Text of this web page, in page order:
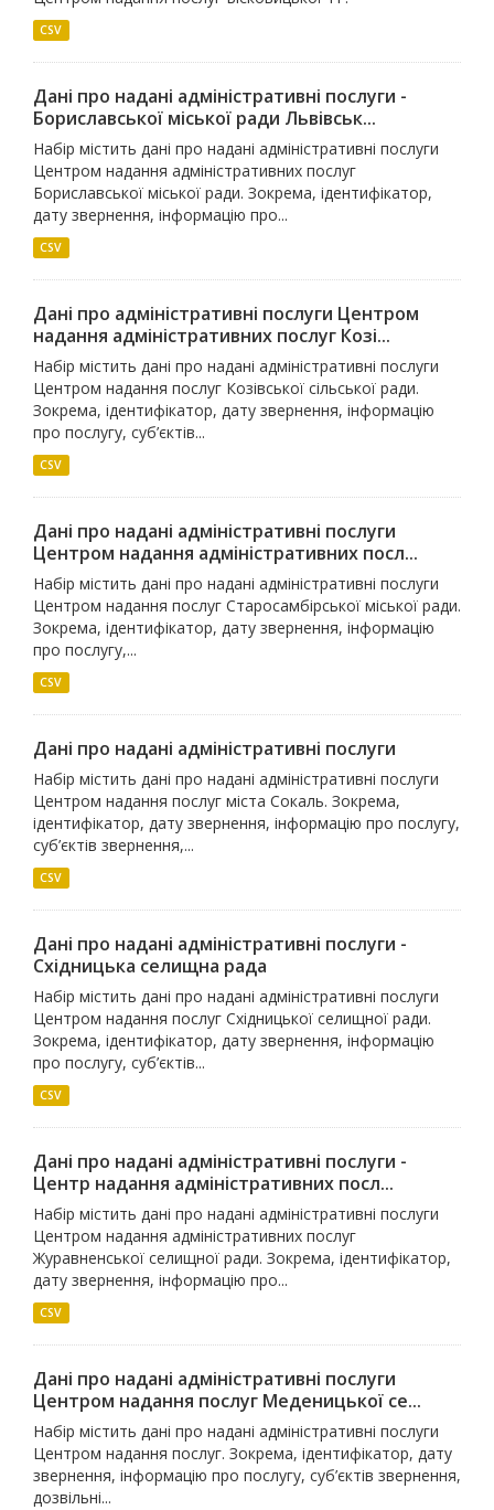
CSV
Дані про надані адміністративні послуги -
Бориславської міської ради Львівськ...
Набір містить дані про надані адміністративні послуги
Центром надання адміністративних послуг
Бориславської міської ради. Зокрема, ідентифікатор,
дату звернення, інформацію про...
CSV
Дані про адміністративні послуги Центром
надання адміністративних послуг Козі...
Набір містить дані про надані адміністративні послуги
Центром надання послуг Козівської сільської ради.
Зокрема, ідентифікатор, дату звернення, інформацію
про послугу, суб’єктів...
CSV
Дані про надані адміністративні послуги
Центром надання адміністративних посл...
Набір містить дані про надані адміністративні послуги
Центром надання послуг Старосамбірської міської ради.
Зокрема, ідентифікатор, дату звернення, інформацію
про послугу,...
CSV
Дані про надані адміністративні послуги
Набір містить дані про надані адміністративні послуги
Центром надання послуг міста Сокаль. Зокрема,
ідентифікатор, дату звернення, інформацію про послугу,
суб’єктів звернення,...
CSV
Дані про надані адміністративні послуги -
Східницька селищна рада
Набір містить дані про надані адміністративні послуги
Центром надання послуг Східницької селищної ради.
Зокрема, ідентифікатор, дату звернення, інформацію
про послугу, суб’єктів...
CSV
Дані про надані адміністративні послуги -
Центр надання адміністративних посл...
Набір містить дані про надані адміністративні послуги
Центром надання адміністративних послуг
Журавненської селищної ради. Зокрема, ідентифікатор,
дату звернення, інформацію про...
CSV
Дані про надані адміністративні послуги
Центром надання послуг Меденицької се...
Набір містить дані про надані адміністративні послуги
Центром надання послуг. Зокрема, ідентифікатор, дату
звернення, інформацію про послугу, суб’єктів звернення,
дозвільні...